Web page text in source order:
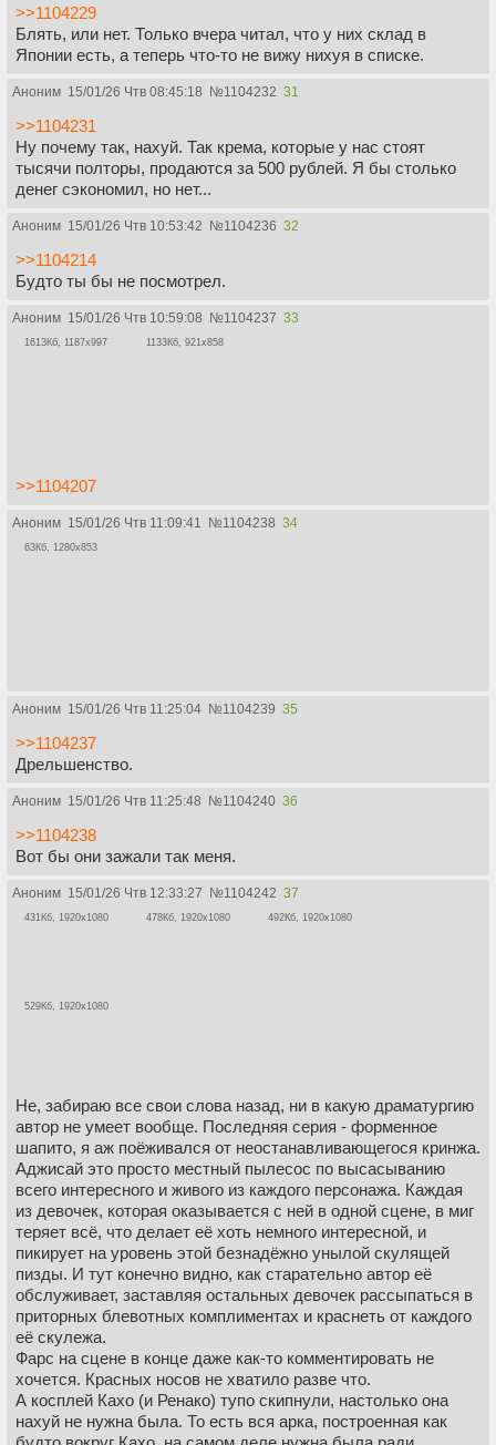
>>1104229
Блять, или нет. Только вчера читал, что у них склад в
Японии есть, а теперь что-то не вижу нихуя в списке.
Аноним 15/01/26 Чтв 08:45:18 №1104232 31
>>1104231
Ну почему так, нахуй. Так крема, которые у нас стоят
тысячи полторы, продаются за 500 рублей. Я бы столько
денег сэкономил, но нет...
Аноним 15/01/26 Чтв 10:53:42 №1104236 32
>>1104214
Будто ты бы не посмотрел.
Аноним 15/01/26 Чтв 10:59:08 №1104237 33
1613Кб, 1187x997 1133Кб, 921x858
>>1104207
Аноним 15/01/26 Чтв 11:09:41 №1104238 34
63Кб, 1280x853
Аноним 15/01/26 Чтв 11:25:04 №1104239 35
>>1104237
Дрельшенство.
Аноним 15/01/26 Чтв 11:25:48 №1104240 36
>>1104238
Вот бы они зажали так меня.
Аноним 15/01/26 Чтв 12:33:27 №1104242 37
431Кб, 1920x1080 478Кб, 1920x1080 492Кб, 1920x1080
529Кб, 1920x1080
Не, забираю все свои слова назад, ни в какую драматургию
автор не умеет вообще. Последняя серия - форменное
шапито, я аж поёживался от неостанавливающегося кринжа.
Аджисай это просто местный пылесос по высасыванию
всего интересного и живого из каждого персонажа. Каждая
из девочек, которая оказывается с ней в одной сцене, в миг
теряет всё, что делает её хоть немного интересной, и
пикирует на уровень этой безнадёжно унылой скулящей
пизды. И тут конечно видно, как старательно автор её
обслуживает, заставляя остальных девочек рассыпаться в
приторных блевотных комплиментах и краснеть от каждого
её скулежа.
Фарс на сцене в конце даже как-то комментировать не
хочется. Красных носов не хватило разве что.
А косплей Кахо (и Ренако) тупо скипнули, настолько она
нахуй не нужна была. То есть вся арка, построенная как